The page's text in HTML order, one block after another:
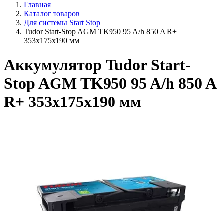
Главная
Каталог товаров
Для системы Start Stop
Tudor Start-Stop AGM TK950 95 A/h 850 A R+
353x175x190 мм
Аккумулятор Tudor Start-
Stop AGM TK950 95 A/h 850 A
R+ 353x175x190 мм